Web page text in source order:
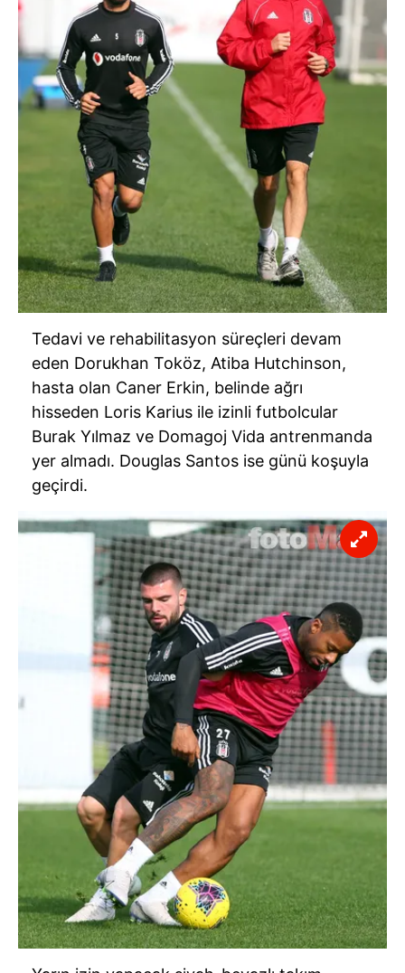
Tedavi ve rehabilitasyon süreçleri devam
eden Dorukhan Toköz, Atiba Hutchinson,
hasta olan Caner Erkin, belinde ağrı
hisseden Loris Karius ile izinli futbolcular
Burak Yılmaz ve Domagoj Vida antrenmanda
yer almadı. Douglas Santos ise günü koşuyla
geçirdi.